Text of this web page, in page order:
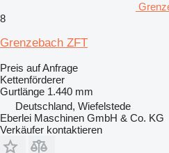
8
Grenzebach ZFT
Preis auf Anfrage
Kettenförderer
Gurtlänge 1.440 mm
Deutschland, Wiefelstede
Eberlei Maschinen GmbH & Co. KG
Verkäufer kontaktieren